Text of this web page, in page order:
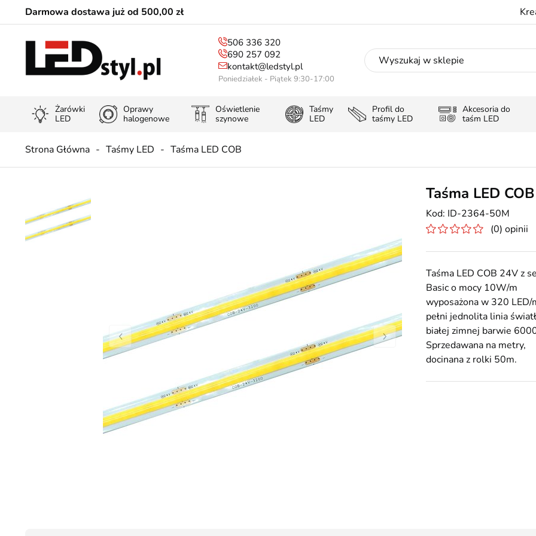
Darmowa dostawa już od 500,00 zł
506 336 320
690 257 092
kontakt@ledstyl.pl
Poniedziałek - Piątek 9:30-17:00
Żarówki
LED
Oprawy
halogenowe
Oświetlenie
szynowe
Taśmy
LED
Profil do
taśmy LED
Akcesoria do
taśm LED
Strona Główna Taśmy LED Taśma LED COB
Taśma LED
ID-2364-50M
(0) opinii
Taśma LED COB 24V z
Basic o mocy 10W/m
wyposażona w 320 LED/
pełni jednolita linia
białej zimnej barwie
Sprzedawana na metry,
docinana z rolki 50m.